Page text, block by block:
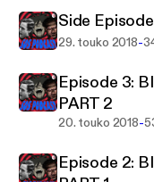
Side
29. touko 2018-
Episode 3:
PART 2
20. touko 2018-
Episode 2: